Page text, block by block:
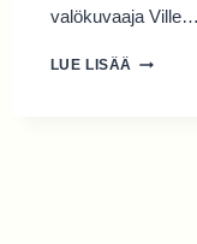
valökuvaaja Ville…
LUE LISÄÄ